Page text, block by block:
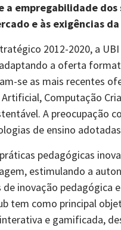
a empregabilidade
e às exigências
2012-2020, a
a oferta
se as mais recentes
Computação
A preocupação
de ensino
pedagógicas
estimulando a
inovação pedagógica
tem como principal
e gamificada,